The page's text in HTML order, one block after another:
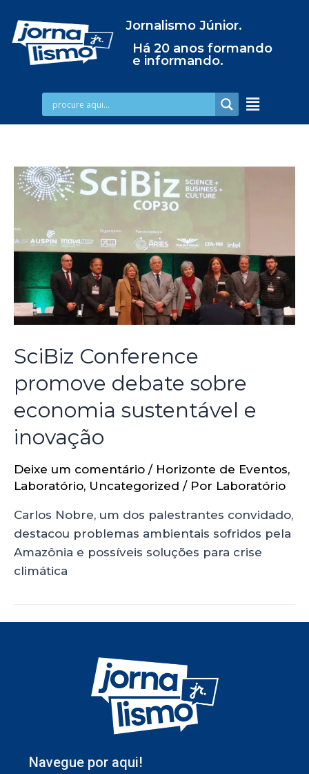
Jornalismo Júnior.
Há 20 anos formando
e informando.
SciBiz Conference
promove debate sobre
economia sustentável e
inovação
Deixe um comentário / Horizonte de Eventos,
Laboratório, Uncategorized / Por Laboratório
Carlos Nobre, um dos palestrantes convidado,
destacou problemas ambientais sofridos pela
Amazônia e possíveis soluções para crise
climática
Navegue por aqui!